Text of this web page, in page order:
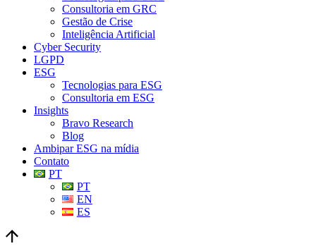
Consultoria em GRC
Gestão de Crise
Inteligência Artificial
Cyber Security
LGPD
ESG
Tecnologias para ESG
Consultoria em ESG
Insights
Bravo Research
Blog
Ambipar ESG na mídia
Contato
PT
PT
EN
ES